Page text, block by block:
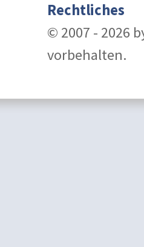
Rechtliches
© 2007 - 2026
vorbehalten.